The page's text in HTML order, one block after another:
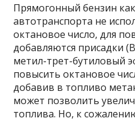
Прямогонный бензин
автотранспорта не
октановое число, для
добавляются присадки
метил-трет-
повысить октановое
добавив в топливо
может позволить
топлива. Но, к